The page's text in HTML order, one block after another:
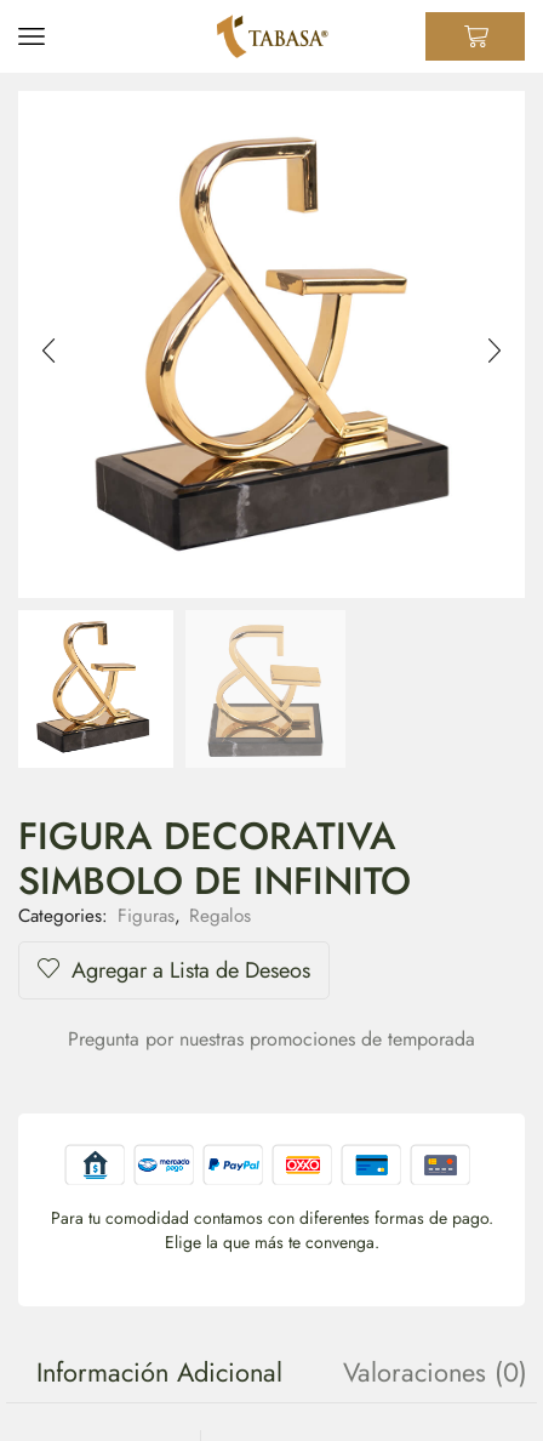
FIGURA DECORATIVA
SIMBOLO DE INFINITO
Categories: Figuras, Regalos
Agregar a Lista de Deseos
Pregunta por nuestras promociones de temporada
Para tu comodidad contamos con diferentes formas de pago.
Elige la que más te convenga.
Información Adicional Valoraciones (0)